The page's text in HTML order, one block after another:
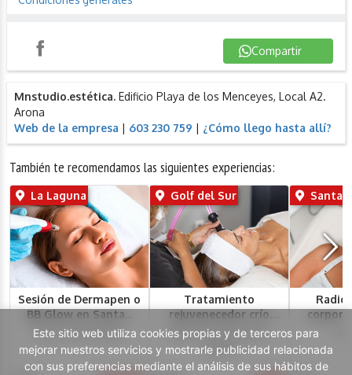
Este sitio web utiliza cookies propias y de terceros para
mejorar nuestros servicios y mostrarle publicidad relacionada
con sus preferencias mediante el análisis de sus hábitos de
Compartir
Mnstudio.estética. Edificio Playa de los Menceyes, Local A2.
Arona
Web de la empresa | 603 230 759 | ¿Cómo llego hasta allí?
También te recomendamos las siguientes experiencias:
La Laguna
Sesión de Dermapen o
BB Glow en Santa...
Vida a la Piel Estética
Golf del Sur
Tratamiento
rejuvenecedor crío
facial...
Bahia Principe Fantasia
Tenerife
Santa